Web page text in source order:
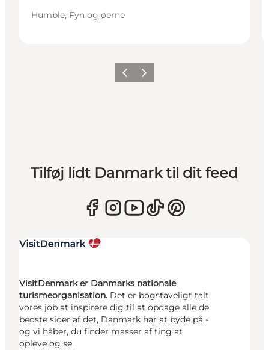
Humble, Fyn og øerne
ForrigeNæste
Tilføj lidt Danmark til dit feed
VisitDenmark er Danmarks nationale
turismeorganisation. Det er bogstaveligt talt
vores job at inspirere dig til at opdage alle de
bedste sider af det, Danmark har at byde på -
og vi håber, du finder masser af ting at
opleve og se.